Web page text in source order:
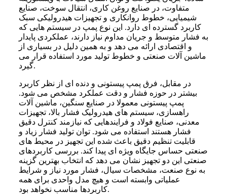
متفاوت، در صنایع روغن کاری، انتقال سوخت، صنایع
شیمیایی، خطوط روانکاری و تجهیزات هیدرولیکی سبک
کاربرد گسترده ای دارد. این نوع پمپ در سیستم هایی که
به فشار متوسط و جریان مداوم نیاز دارند، عملکردی پایدار
و اقتصادی ارائه می دهد و به همین دلیل در بسیاری از
ماشین آلات صنعتی و خطوط تولید مورد استفاده قرار می
گیرد.
در مقابل، فرق پمپ پیستونی و دنده ای از نظر کاربرد
بیشتر در حوزه فشار و دقت عملکرد مشخص می شود.
پمپ پیستونی معمولا در صنایع سنگین، ماشین آلات
راهسازی، سیستم های هیدرولیک فشار بالا، تجهیزات
معدنی، صنایع فولاد و فرایندهایی که نیازمند کنترل دقیق
فشار هستند استفاده می شود. توان تولید فشار زیاد و
قابلیت تنظیم دقیق باعث شده این تجهیز در محیط های
صنعتی حساس جایگاه ویژه ای پیدا کند. بررسی کاربردهای
صنعتی این دو تجهیز نشان می دهد که انتخاب بهترین گزینه
به نوع صنعت، مشخصات سیال، فشار مورد نیاز و شرایط
عملیاتی وابسته است و هیچ مدل واحدی برای همه
کاربردها مناسب نخواهد بود.